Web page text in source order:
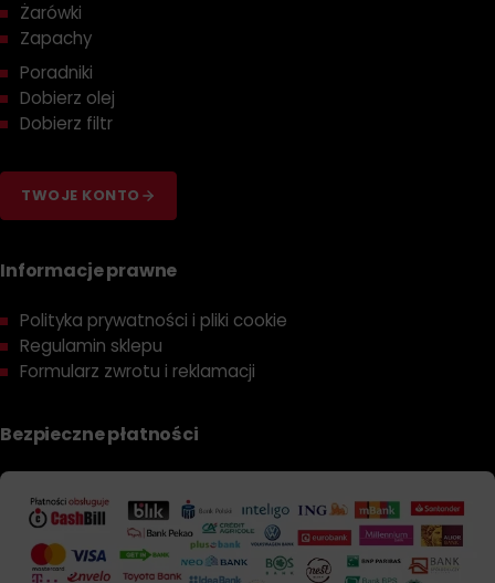
Żarówki
Zapachy
Poradniki
Dobierz olej
Dobierz filtr
TWOJE KONTO
Informacje prawne
Polityka prywatności i pliki cookie
Regulamin sklepu
Formularz zwrotu i reklamacji
Bezpieczne płatności